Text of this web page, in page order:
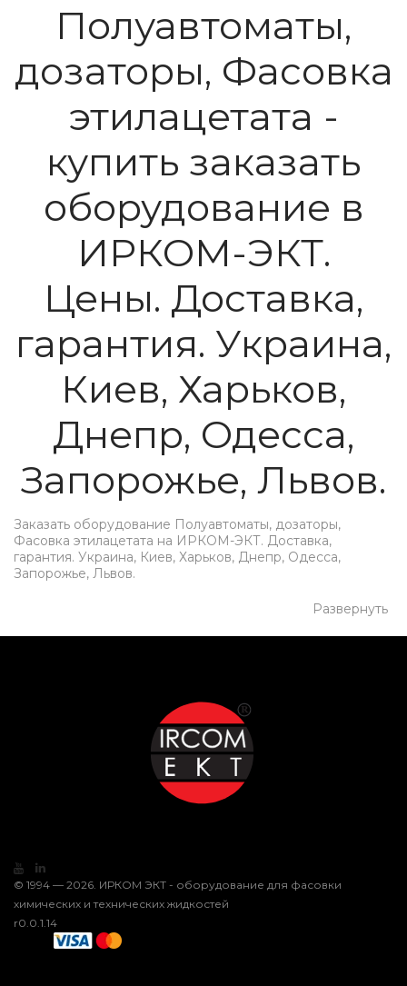
Полуавтоматы,
дозаторы, Фасовка
этилацетата -
купить заказать
оборудование в
ИРКОМ-ЭКТ.
Цены. Доставка,
гарантия. Украина,
Киев, Харьков,
Днепр, Одесса,
Запорожье, Львов.
Заказать оборудование Полуавтоматы, дозаторы,
Фасовка этилацетата на ИРКОМ-ЭКТ. Доставка,
гарантия. Украина, Киев, Харьков, Днепр, Одесса,
Запорожье, Львов.
Развернуть
© 1994 — 2026. ИРКОМ ЭКТ - оборудование для фасовки
химических и технических жидкостей
r0.0.1.14